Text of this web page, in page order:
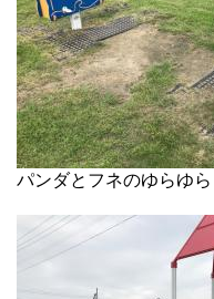
パンダとフネのゆらゆら